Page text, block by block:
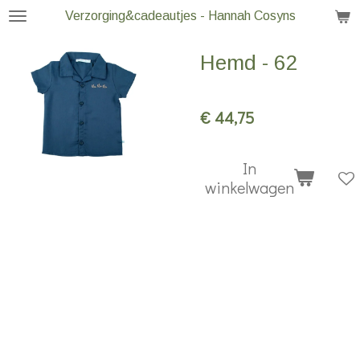
Ga
hoofdinhoud
Verzorging&cadeautjes - Hannah Cosyns
Hemd - 62
€ 44,75
In
winkelwagen